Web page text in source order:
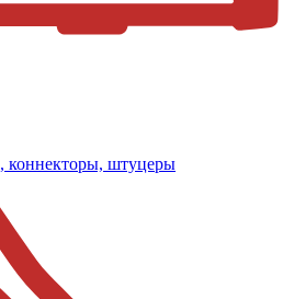
коннекторы, штуцеры